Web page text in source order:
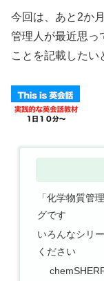
今回は、あと2か
管理人が最近思っ
ことを記載したい
「化学物質管
グです
いろんなシリ
ください